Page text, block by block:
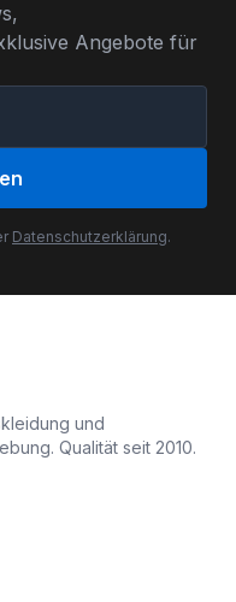
Angebote für
Datenschutzerklärung.
und
Qualität seit 2010.